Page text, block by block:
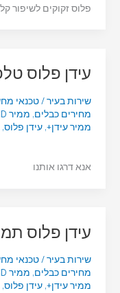
פלוס זקוקים לשיפור
עידן פלוס
שירות בעיר/טכנאי
מחירים כבלים, ממיר HD
ממיר עידן+, עידן פלוס,
אנא דרגו אותנו
עידן פלוס
שירות בעיר/טכנאי
מחירים כבלים, ממיר HD
ממיר עידן+, עידן פלוס,